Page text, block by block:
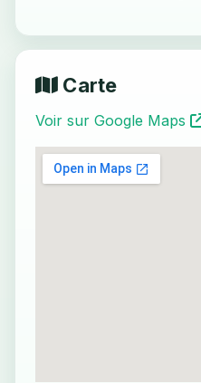
Carte
Voir sur Google Maps